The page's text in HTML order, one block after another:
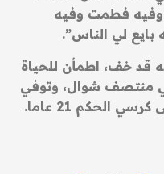
وفيه فطمت وفيه
لي الناس”.
قد خف، اطمأن للحياة
منتصف شوال، وتوفي